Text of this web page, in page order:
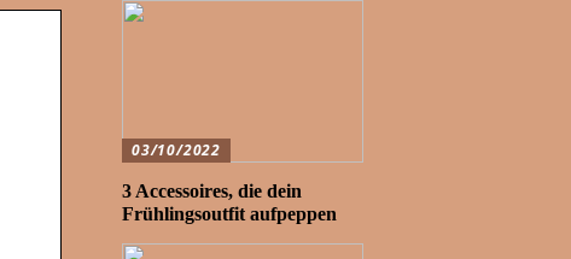
03/10/2022
3 Accessoires, die dein
Frühlingsoutfit aufpeppen